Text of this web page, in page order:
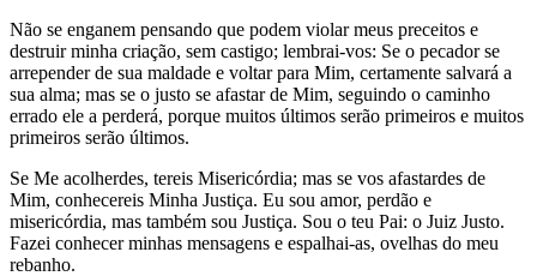
Não se enganem pensando que podem violar meus preceitos e
destruir minha criação, sem castigo; lembrai-vos: Se o pecador se
arrepender de sua maldade e voltar para Mim, certamente salvará a
sua alma; mas se o justo se afastar de Mim, seguindo o caminho
errado ele a perderá, porque muitos últimos serão primeiros e muitos
primeiros serão últimos.
Se Me acolherdes, tereis Misericórdia; mas se vos afastardes de
Mim, conhecereis Minha Justiça. Eu sou amor, perdão e
misericórdia, mas também sou Justiça. Sou o teu Pai: o Juiz Justo.
Fazei conhecer minhas mensagens e espalhai-as, ovelhas do meu
rebanho.